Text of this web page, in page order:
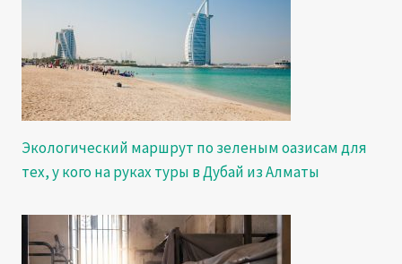
Экологический маршрут по зеленым оазисам для
тех, у кого на руках туры в Дубай из Алматы